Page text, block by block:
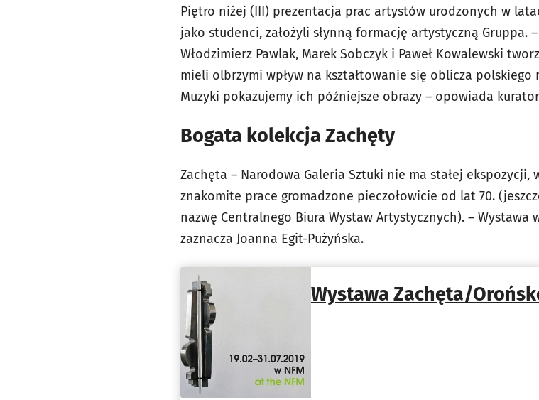
Piętro niżej (III) prezentacja prac artystów urodzonych w
jako studenci, założyli słynną formację artystyczną Gruppa. –
Włodzimierz Pawlak, Marek Sobczyk i Paweł Kowalewski
mieli olbrzymi wpływ na kształtowanie się oblicza polskiego
Muzyki pokazujemy ich późniejsze obrazy – opowiada
Bogata kolekcja Zachęty
Zachęta – Narodowa Galeria Sztuki nie ma stałej
znakomite prace gromadzone pieczołowicie od lat 70.
nazwę Centralnego Biura Wystaw Artystycznych). – Wystawa
zaznacza Joanna Egit-Pużyńska.
Wystawa Zachęta/